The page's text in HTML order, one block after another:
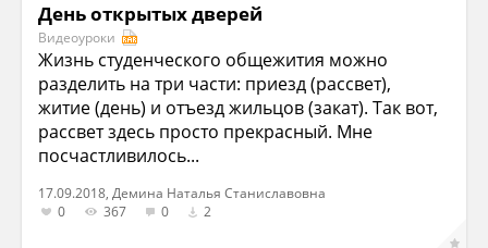
День открытых дверей
Видеоуроки
Жизнь студенческого общежития можно
разделить на три части: приезд (рассвет),
житие (день) и отъезд жильцов (закат). Так вот,
рассвет здесь просто прекрасный. Мне
посчастливилось...
17.09.2018, Демина Наталья Станиславовна
0
367 0 2